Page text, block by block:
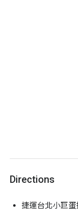
Directions
捷運台北小巨